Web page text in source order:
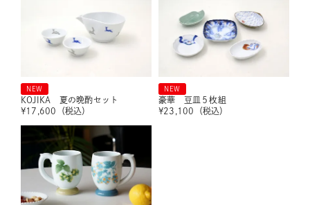
NEW
KOJIKA 夏の晩酌セット
¥17,600 （税込）
NEW
豪華 豆皿５枚組
¥23,100 （税込）